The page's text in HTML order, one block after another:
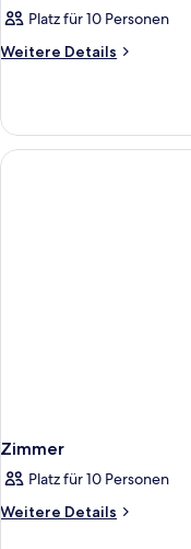
Platz für 10 Personen
Weitere Details
Weitere
Zimmer
Platz für 10 Personen
Weitere Details
Weitere